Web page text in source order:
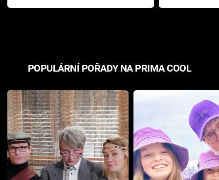
Pottera přišla s ráznou
přichází s
POPULÁRNÍ POŘADY NA PRIMA COOL